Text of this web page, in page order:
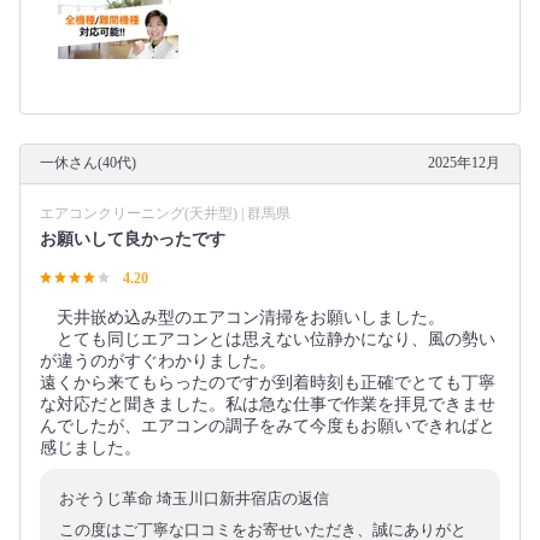
一休さん(40代) 2025年12月
エアコンクリーニング(天井型) | 群馬県
お願いして良かったです
4.20
天井嵌め込み型のエアコン清掃をお願いしました。
とても同じエアコンとは思えない位静かになり、風の勢い
が違うのがすぐわかりました。
遠くから来てもらったのですが到着時刻も正確でとても丁寧
な対応だと聞きました。私は急な仕事で作業を拝見できませ
んでしたが、エアコンの調子をみて今度もお願いできればと
感じました。
おそうじ革命 埼玉川口新井宿店の返信
この度はご丁寧な口コミをお寄せいただき、誠にありがと